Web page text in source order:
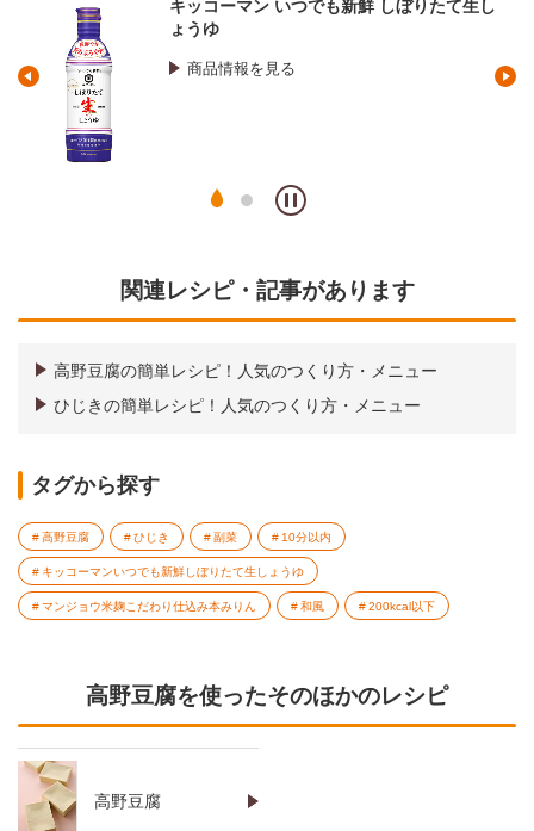
でも新鮮 しぼりたて生し マンジョウ 米麹こ
関連レシピ・記事があります
高野豆腐の簡単レシピ！人気のつくり方・メニュー
ひじきの簡単レシピ！人気のつくり方・メニュー
タグから探す
高野豆腐 ひじき 副菜 10分以内
キッコーマンいつでも新鮮しぼりたて生しょうゆ
マンジョウ米麹こだわり仕込み本みりん 和風 200kcal以下
高野豆腐を使ったそのほかのレシピ
高野豆腐